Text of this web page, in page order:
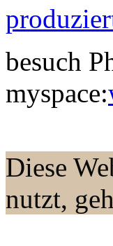
besuch
myspace:
Diese
nutzt,